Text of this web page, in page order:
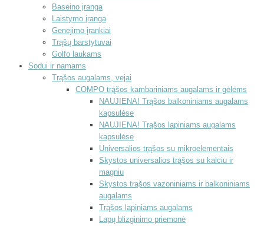
Baseino įranga
Laistymo įranga
Genėjimo įrankiai
Trąšų barstytuvai
Golfo laukams
Sodui ir namams
Trąšos augalams, vejai
COMPO trąšos kambariniams augalams ir gėlėms
NAUJIENA! Trąšos balkoniniams augalams
kapsulėse
NAUJIENA! Trąšos lapiniams augalams
kapsulėse
Universalios trąšos su mikroelementais
Skystos universalios trąšos su kalciu ir
magniu
Skystos trąšos vazoniniams ir balkoniniams
augalams
Trąšos lapiniams augalams
Lapų blizginimo priemonė